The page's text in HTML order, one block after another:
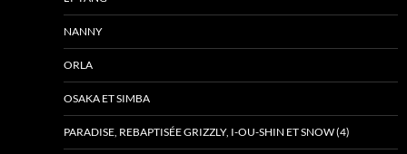
NANNY
ORLA
OSAKA ET SIMBA
PARADISE, REBAPTISÉE GRIZZLY, I-OU-SHIN ET SNOW (4)